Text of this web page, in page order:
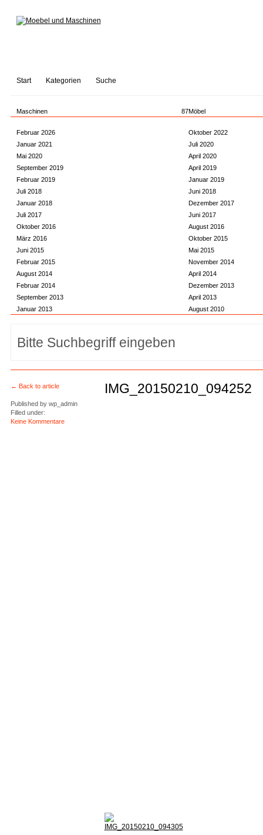
Start Kategorien Suche
Maschinen 87Möbel
Februar 2026
Oktober 2022
Januar 2021
Juli 2020
Mai 2020
April 2020
September 2019
April 2019
Februar 2019
Januar 2019
Juli 2018
Juni 2018
Januar 2018
Dezember 2017
Juli 2017
Juni 2017
Oktober 2016
August 2016
März 2016
Oktober 2015
Juni 2015
Mai 2015
Februar 2015
November 2014
August 2014
April 2014
Februar 2014
Dezember 2013
September 2013
April 2013
Januar 2013
August 2010
← Back to article
Published bywp_admin
Filled under:
Keine Kommentare
IMG_20150210_094252